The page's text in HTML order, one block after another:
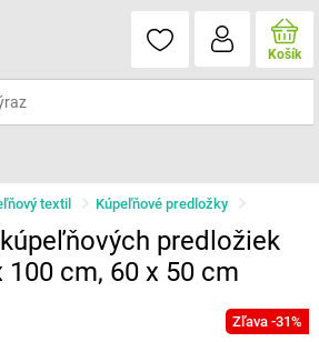
Košík
textil Kúpeľňové predložky
predložiek
100 cm, 60 x 50 cm
Zľava -31%